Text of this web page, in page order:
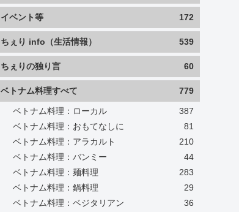
イベント等 172
ちぇり info（生活情報） 539
ちぇりの独り言 60
ベトナム料理すべて 779
ベトナム料理：ローカル
387
ベトナム料理：おもてなしに
81
ベトナム料理：アラカルト
210
ベトナム料理：バンミー
44
ベトナム料理：麺料理
283
ベトナム料理：鍋料理
29
ベトナム料理：ベジタリアン
36